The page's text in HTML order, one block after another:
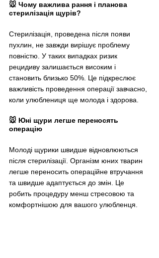
🐭 Чому важлива рання і планова
стерилізація щурів?
Стерилізація, проведена після появи
пухлин, не завжди вирішує проблему
повністю. У таких випадках ризик
рецидиву залишається високим і
становить близько 50%. Це підкреслює
важливість проведення операції завчасно,
коли улюблениця ще молода і здорова.
🐭 Юні щури легше переносять
операцію
Молоді щурики швидше відновлюються
після стерилізації. Організм юних тварин
легше переносить операційне втручання
та швидше адаптується до змін. Це
робить процедуру менш стресовою та
комфортнішою для вашого улюбленця.